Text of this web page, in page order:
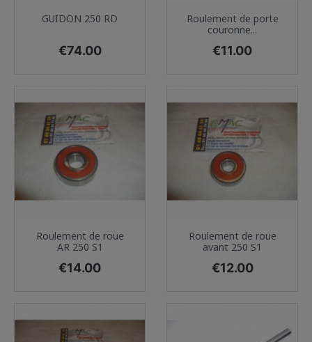
GUIDON 250 RD
Price
€74.00
Roulement de porte
couronne...
Price
€11.00
Roulement de roue
AR 250 S1
Price
€14.00
Roulement de roue
avant 250 S1
Price
€12.00